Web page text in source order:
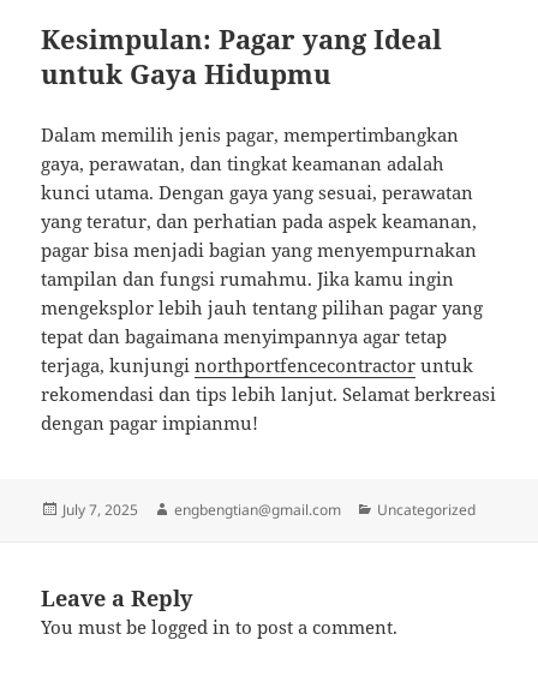
Kesimpulan: Pagar yang Ideal
untuk Gaya Hidupmu
Dalam memilih jenis pagar, mempertimbangkan
gaya, perawatan, dan tingkat keamanan adalah
kunci utama. Dengan gaya yang sesuai, perawatan
yang teratur, dan perhatian pada aspek keamanan,
pagar bisa menjadi bagian yang menyempurnakan
tampilan dan fungsi rumahmu. Jika kamu ingin
mengeksplor lebih jauh tentang pilihan pagar yang
tepat dan bagaimana menyimpannya agar tetap
terjaga, kunjunginorthportfencecontractor untuk
rekomendasi dan tips lebih lanjut. Selamat berkreasi
dengan pagar impianmu!
Posted
July 7, 2025 Author
engbengtian@gmail.com Categories
Uncategorized
Leave a Reply
You must belogged in to post a comment.